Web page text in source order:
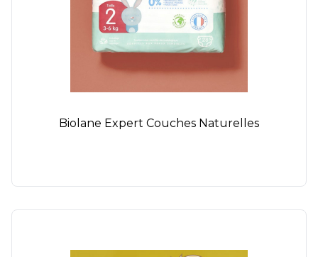
Biolane Expert Couches Naturelles